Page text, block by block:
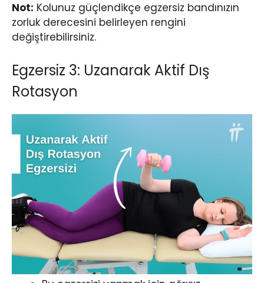
Not: Kolunuz güçlendikçe egzersiz bandınızın
zorluk derecesini belirleyen rengini
değiştirebilirsiniz.
Egzersiz 3: Uzanarak Aktif Dış
Rotasyon